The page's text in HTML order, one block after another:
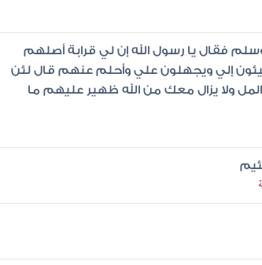
فقال يا رسول الله إن لي قرابة أصلهم
إلي ويجهلون علي وأحلم عنهم قال لئن
ولا يزال معك من الله ظهير عليهم ما